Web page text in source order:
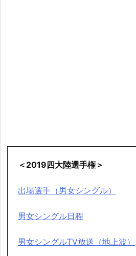
＜2019四大陸選手権＞
出場選手（男女シングル）
男女シングル日程
男女シングルTV放送（地上波）